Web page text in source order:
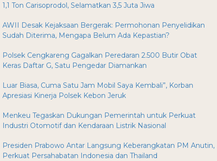
1,1 Ton Carisoprodol, Selamatkan 3,5 Juta Jiwa
AWII Desak Kejaksaan Bergerak: Permohonan Penyelidikan
Sudah Diterima, Mengapa Belum Ada Kepastian?
Polsek Cengkareng Gagalkan Peredaran 2.500 Butir Obat
Keras Daftar G, Satu Pengedar Diamankan
Luar Biasa, Cuma Satu Jam Mobil Saya Kembali”, Korban
Apresiasi Kinerja Polsek Kebon Jeruk
Menkeu Tegaskan Dukungan Pemerintah untuk Perkuat
Industri Otomotif dan Kendaraan Listrik Nasional
Presiden Prabowo Antar Langsung Keberangkatan PM Anutin,
Perkuat Persahabatan Indonesia dan Thailand